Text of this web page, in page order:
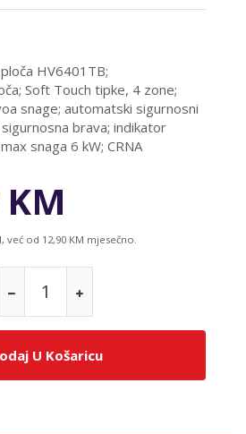
HV6401TB;
Soft Touch tipke, 4 zone;
snage; automatski sigurnosni
brava; indikator
snaga 6 kW; CRNA
već od 12,90 KM mjesečno.
U Košaricu